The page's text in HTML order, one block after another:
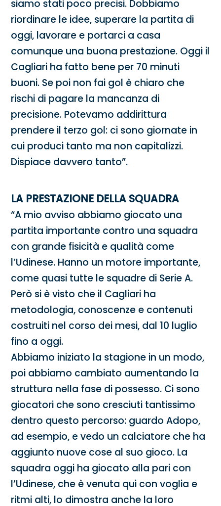
siamo stati poco precisi. Dobbiamo
riordinare le idee, superare la partita di
oggi, lavorare e portarci a casa
comunque una buona prestazione. Oggi il
Cagliari ha fatto bene per 70 minuti
buoni. Se poi non fai gol è chiaro che
rischi di pagare la mancanza di
precisione. Potevamo addirittura
prendere il terzo gol: ci sono giornate in
cui produci tanto ma non capitalizzi.
Dispiace davvero tanto”.
LA PRESTAZIONE DELLA SQUADRA
“A mio avviso abbiamo giocato una
partita importante contro una squadra
con grande fisicità e qualità come
l’Udinese. Hanno un motore importante,
come quasi tutte le squadre di Serie A.
Però si è visto che il Cagliari ha
metodologia, conoscenze e contenuti
costruiti nel corso dei mesi, dal 10 luglio
fino a oggi.
Abbiamo iniziato la stagione in un modo,
poi abbiamo cambiato aumentando la
struttura nella fase di possesso. Ci sono
giocatori che sono cresciuti tantissimo
dentro questo percorso: guardo Adopo,
ad esempio, e vedo un calciatore che ha
aggiunto nuove cose al suo gioco. La
squadra oggi ha giocato alla pari con
l’Udinese, che è venuta qui con voglia e
ritmi alti, lo dimostra anche la loro